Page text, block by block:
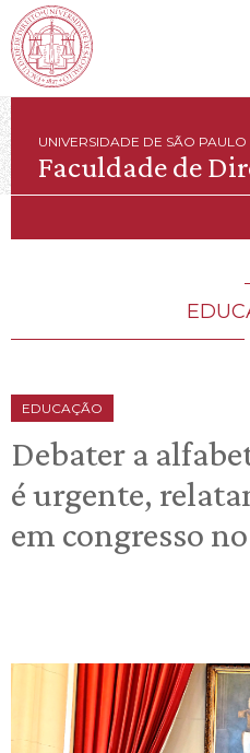
UNIVERSIDADE DE SÃO PAULO
Faculdade de
EDUCAÇÃO
Debater a
é urgente,
em congresso